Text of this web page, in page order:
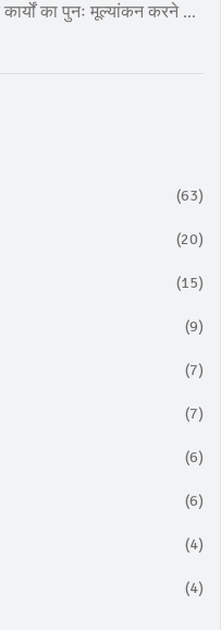
का पुनः मूल्यांकन करने का
(63)
(20)
(15)
(9)
(7)
(7)
(6)
(6)
(4)
(4)